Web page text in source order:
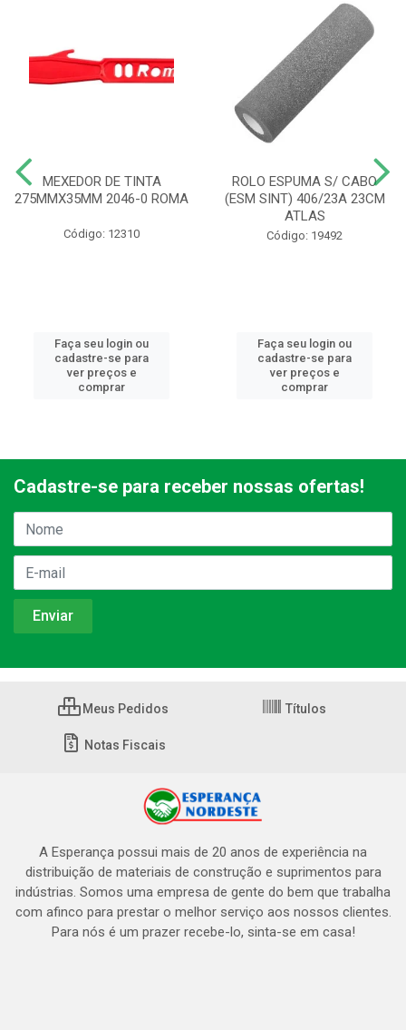
MEXEDOR DE TINTA
275MMX35MM 2046-0 ROMA
Código: 12310
Faça seu login ou
cadastre-se para
ver preços e
comprar
ROLO ESPUMA S/ CABO
(ESM SINT) 406/23A 23CM
ATLAS
Código: 19492
Faça seu login ou
cadastre-se para
ver preços e
comprar
Cadastre-se para receber nossas ofertas!
Meus Pedidos Títulos
Notas Fiscais
A Esperança possui mais de 20 anos de experiência na
distribuição de materiais de construção e suprimentos para
indústrias. Somos uma empresa de gente do bem que trabalha
com afinco para prestar o melhor serviço aos nossos clientes.
Para nós é um prazer recebe-lo, sinta-se em casa!